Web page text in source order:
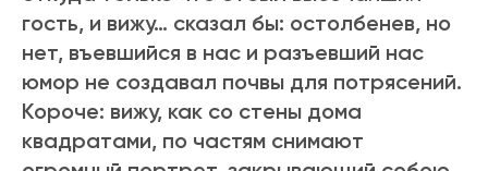
гость, и вижу… сказал бы: остолбенев, но
нет, въевшийся в нас и разъевший нас
юмор не создавал почвы для потрясений.
Короче: вижу, как со стены дома
квадратами, по частям снимают